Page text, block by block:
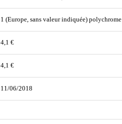
1 (Europe, sans valeur indiquée) polychrome
4,1 €
4,1 €
11/06/2018